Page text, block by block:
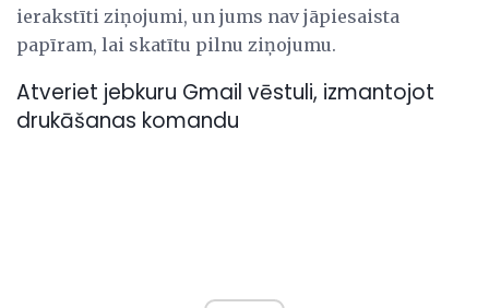
ierakstīti ziņojumi, un jums nav jāpiesaista
papīram, lai skatītu pilnu ziņojumu.
Atveriet jebkuru Gmail vēstuli, izmantojot
drukāšanas komandu